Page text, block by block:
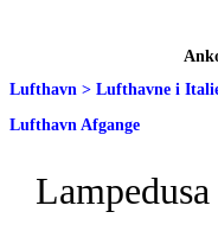
Lufthavn > Lufthavne i
Lufthavn Afgange